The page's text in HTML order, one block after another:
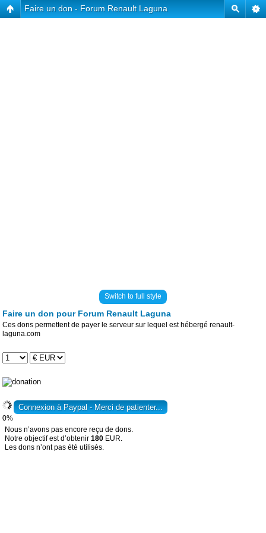
Faire un don - Forum Renault Laguna
Switch to full style
Faire un don pour Forum Renault Laguna
Ces dons permettent de payer le serveur sur lequel est hébergé renault-
laguna.com
0%
Nous n’avons pas encore reçu de dons.
Notre objectif est d’obtenir 180 EUR.
Les dons n’ont pas été utilisés.